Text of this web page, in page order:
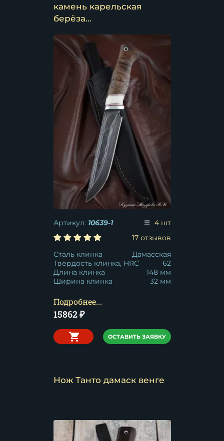
камень карельская
берёза
коричневая акрил белый
Артикул: 10639-1
4 шт
17 отзывов
Сталь клинка
Дамасская
Твёрдость клинка, HRC
62
Длина клинка
148 мм
Ширина клинка
32 мм
Подробнее...
15862₽
ОСТАВИТЬ ЗАЯВКУ
Нож Танто дамаск венге